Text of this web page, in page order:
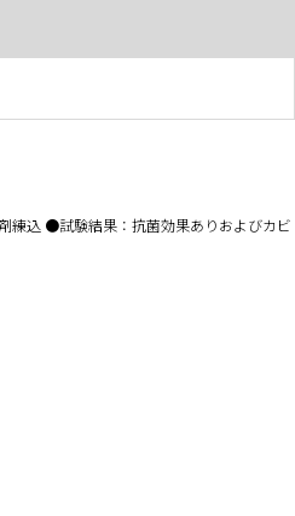
練込 ●試験結果：抗菌効果ありおよびカビ